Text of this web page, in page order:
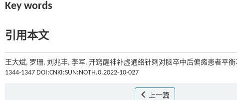
Key words
引用本文
王大斌, 罗珊, 刘兆丰, 李军. 开窍醒神补虚通络针刺对脑卒中后偏瘫患者平衡
1344-1347 DOI:CNKI:SUN:NOTH.0.2022-10-027
上一篇